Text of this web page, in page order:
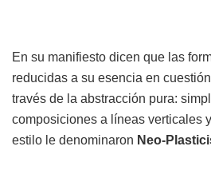
En su manifiesto dicen que las
reducidas a su esencia en
través de la abstracción pura:
composiciones a líneas verticales
estilo le denominaron Neo-